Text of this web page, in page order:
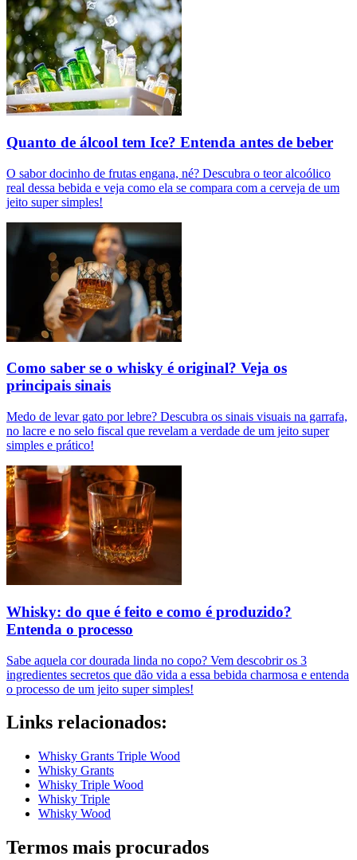
Quanto de álcool tem Ice? Entenda antes de beber
O sabor docinho de frutas engana, né? Descubra o teor alcoólico
real dessa bebida e veja como ela se compara com a cerveja de um
jeito super simples!
Como saber se o whisky é original? Veja os
principais sinais
Medo de levar gato por lebre? Descubra os sinais visuais na garrafa,
no lacre e no selo fiscal que revelam a verdade de um jeito super
simples e prático!
Whisky: do que é feito e como é produzido?
Entenda o processo
Sabe aquela cor dourada linda no copo? Vem descobrir os 3
ingredientes secretos que dão vida a essa bebida charmosa e entenda
o processo de um jeito super simples!
Links relacionados:
Whisky Grants Triple Wood
Whisky Grants
Whisky Triple Wood
Whisky Triple
Whisky Wood
Termos mais procurados